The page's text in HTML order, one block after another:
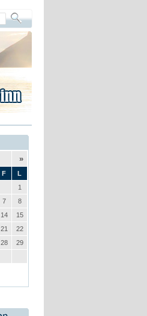
»
F
L
1
7
8
14
15
21
22
28
29